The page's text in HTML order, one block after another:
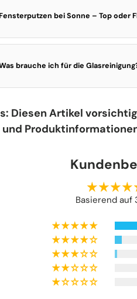
bei Sonne – Top oder
brauche ich für die
Diesen Artikel
Basierend auf